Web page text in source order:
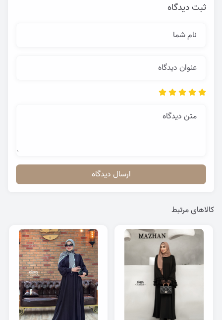
ثبت دیدگاه
نام شما
عنوان دیدگاه
متن دیدگاه
ارسال دیدگاه
کالاهای مرتبط